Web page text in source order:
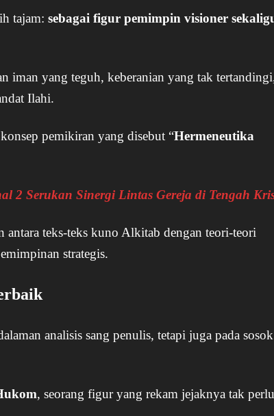
tajam: sebagai figur pemimpin visioner
iman yang teguh, keberanian yang tak
Ilahi.
pemikiran yang disebut “Hermeneutika
2 Serukan Sinergi Lintas Gereja di Tengah
antara teks-teks kuno Alkitab dengan teori-teori
strategis.
analisis sang penulis, tetapi juga pada
, seorang figur yang rekam jejaknya tak perlu